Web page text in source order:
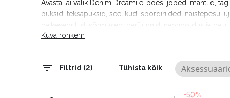
Avasta lai valik Denim Dreami e-poes: joped, mantlid,
püksid, teksapüksid, seelikud, spordiriided, naistepesu,
Tommy Hilfiger, Calvin Klein, Camel Active, Denim
Kuva rohkem
Filtrid (2) Tühista kõik
-50%